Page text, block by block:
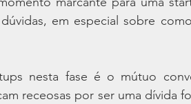
em especial sobre
nesta fase é o mútuo
receosas por ser uma dívida